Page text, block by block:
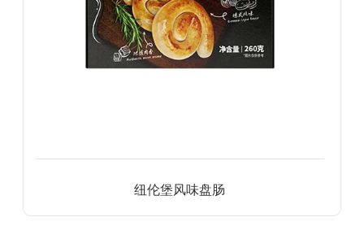
纽伦堡风味盘肠